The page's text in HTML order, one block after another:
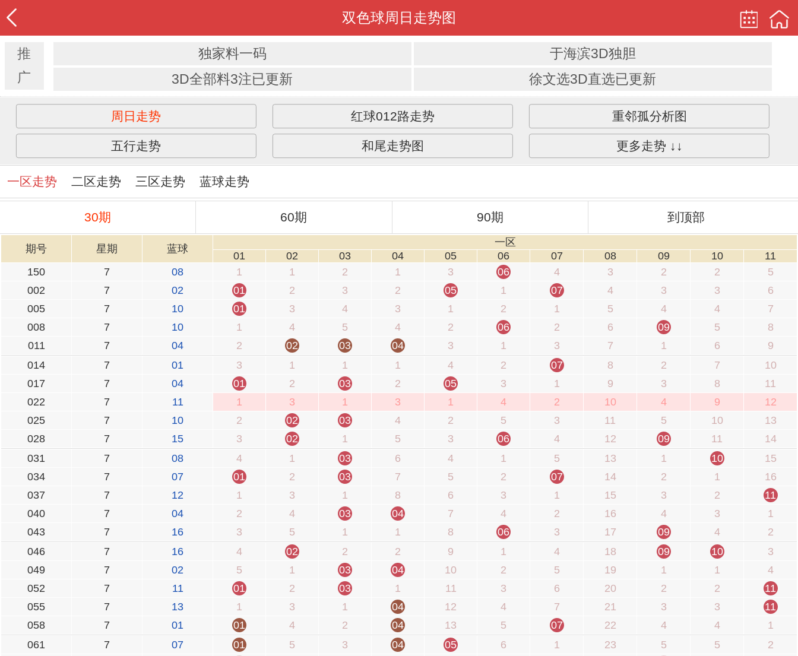
双色球周日走势图
推
广
独家料一码
于海滨3D独胆
3D全部料3注已更新
徐文选3D直选已更新
周日走势 红球012路走势 重邻孤分析图
五行走势 和尾走势图 更多走势 ↓↓
一区走势 二区走势 三区走势 蓝球走势
30期 60期 90期 到顶部
期号 星期 蓝球
一区
01
02 03 04 05 06 07 08 09 10
11
150
7 08 1 1 2 1 3 06 4 3 2 2
5
002
7 02 01 2 3 2 05 1 07 4 3 3
6
005
7 10 01 3 4 3 1 2 1 5 4 4
7
008
7 10 1 4 5 4 2 06 2 6 09 5
8
011
7 04 2 02 03 04 3 1 3 7 1 6
9
014
7 01 3 1 1 1 4 2 07 8 2 7
10
017
7 04 01 2 03 2 05 3 1 9 3 8
11
022
7 11 1 3 1 3 1 4 2 10 4 9
12
025
7 10 2 02 03 4 2 5 3 11 5 10
13
028
7 15 3 02 1 5 3 06 4 12 09 11
14
031
7 08 4 1 03 6 4 1 5 13 1 10
15
034
7 07 01 2 03 7 5 2 07 14 2 1
16
037
7 12 1 3 1 8 6 3 1 15 3 2
11
040
7 04 2 4 03 04 7 4 2 16 4 3
1
043
7 16 3 5 1 1 8 06 3 17 09 4
2
046
7 16 4 02 2 2 9 1 4 18 09 10
3
049
7 02 5 1 03 04 10 2 5 19 1 1
4
052
7 11 01 2 03 1 11 3 6 20 2 2
11
055
7 13 1 3 1 04 12 4 7 21 3 3
11
058
7 01 01 4 2 04 13 5 07 22 4 4
1
061
7 07 01 5 3 04 05 6 1 23 5 5
2